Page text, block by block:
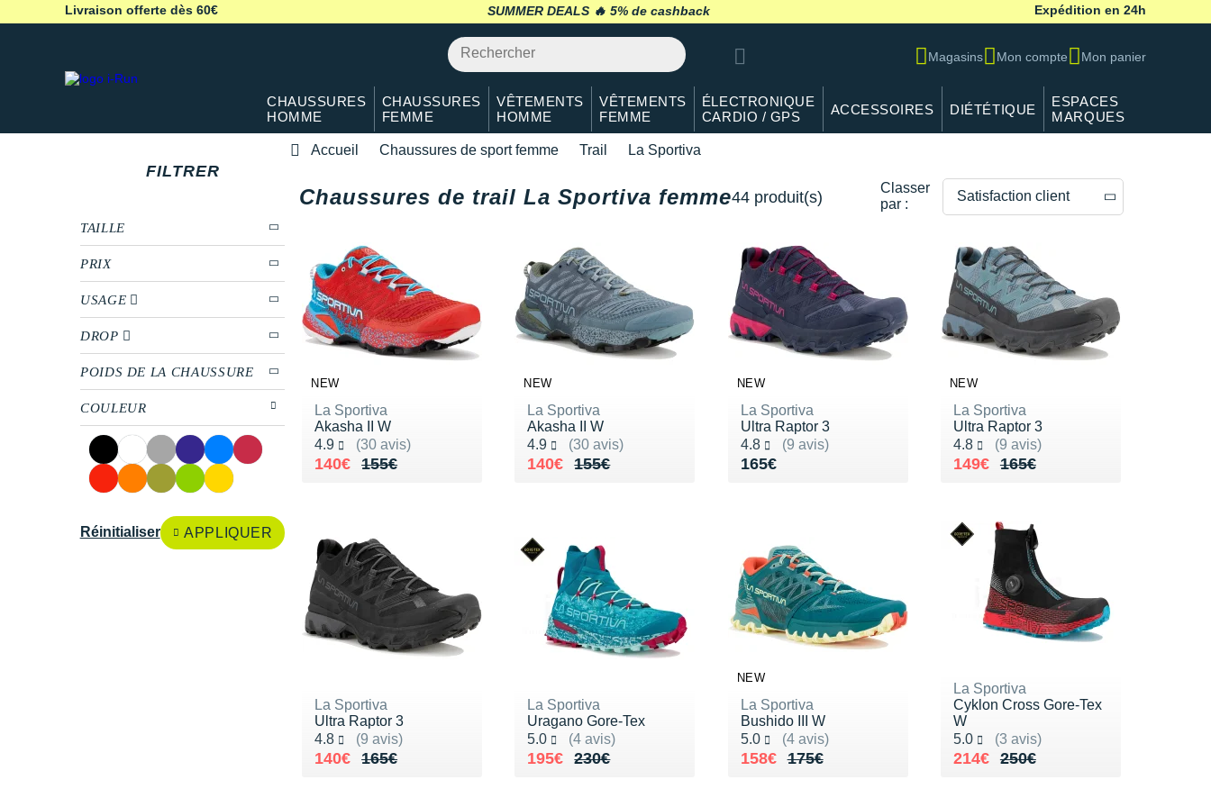
Livraison offerte dès 60€ SUMMER DEALS 🔥 retour 30 jours* Expédition en 24h
Magasins Mon compte Mon panier
CHAUSSURES
HOMME
CHAUSSURES
FEMME
VÊTEMENTS
HOMME
VÊTEMENTS
FEMME
ÉLECTRONIQUE
CARDIO / GPS
ACCESSOIRES DIÉTÉTIQUE
ESPACES
MARQUES
Accueil Chaussures de sport femme Trail La Sportiva
FILTRER
TAILLE
PRIX
USAGE
DROP
POIDS DE LA CHAUSSURE
COULEUR
Réinitialiser APPLIQUER
Chaussures de trail La Sportiva femme44 produit(s)
Classer
par :
Satisfaction client
Prix croissants
Satisfaction client
--------------
Poids de la chaussure
NEW
La Sportiva
Akasha II W
4.9
(30 avis)
Noté 4.9 sur 5
155€
Au lieu de 155€
140€
Vendu 140€
NEW
La Sportiva
Akasha II W
4.9
(30 avis)
Noté 4.9 sur 5
155€
Au lieu de 155€
140€
Vendu 140€
NEW
La Sportiva
Ultra Raptor 3
4.8
(9 avis)
Noté 4.8 sur 5
165€
Vendu 165€
NEW
La Sportiva
Ultra Raptor 3
4.8
(9 avis)
Noté 4.8 sur 5
165€
Au lieu de 165€
149€
Vendu 149€
La Sportiva
Ultra Raptor 3
4.8
(9 avis)
Noté 4.8 sur 5
165€
Au lieu de 165€
140€
Vendu 140€
La Sportiva
Uragano Gore-Tex
5.0
(4 avis)
Noté 5.0 sur 5
230€
Au lieu de 230€
195€
Vendu 195€
NEW
La Sportiva
Bushido III W
5.0
(4 avis)
Noté 5.0 sur 5
175€
Au lieu de 175€
158€
Vendu 158€
La Sportiva
Cyklon Cross Gore-Tex
W
5.0
(3 avis)
Noté 5.0 sur 5
250€
Au lieu de 250€
214€
Vendu 214€